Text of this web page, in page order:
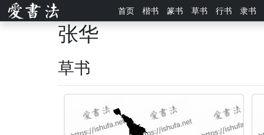
首页 楷书 篆书 草书 行书 隶书
张华
草书